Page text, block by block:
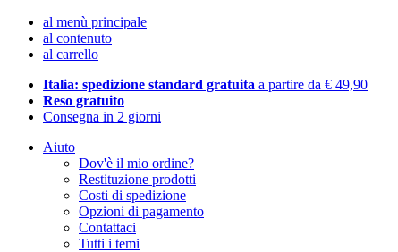
al menù principale
al contenuto
al carrello
Italia: spedizione standard gratuita a partire da € 49,90
Reso gratuito
Consegna in 2 giorni
Aiuto
Dov'è il mio ordine?
Restituzione prodotti
Costi di spedizione
Opzioni di pagamento
Contattaci
Tutti i temi